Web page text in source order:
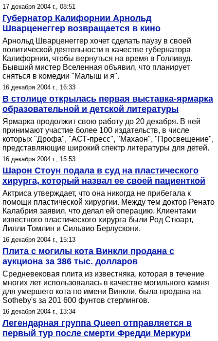
17 декабря 2004 г., 08:51
Губернатор Калифорнии Арнольд
Шварценеггер возвращается в кино
Арнольд Шварценеггер хочет сделать паузу в своей
политической деятельности в качестве губернатора
Калифорнии, чтобы вернуться на время в Голливуд.
Бывший мистер Вселенная объявил, что планирует
сняться в комедии "Малыш и я".
16 декабря 2004 г., 16:33
В столице открылась первая выставка-ярмарка
образовательной и детской литературы
Ярмарка продолжит свою работу до 20 декабря. В ней
принимают участие более 100 издательств, в числе
которых "Дрофа", "АСТ-пресс", "Махаон", "Просвещение",
представляющие широкий спектр литературы для детей.
16 декабря 2004 г., 15:53
Шарон Стоун подала в суд на пластического
хирурга, который назвал ее своей пациенткой
Актриса утверждает, что она никогда не прибегала к
помощи пластической хирургии. Между тем доктор Ренато
Калабрия заявил, что делал ей операцию. Клиентами
известного пластического хирурга были Род Стюарт,
Лилли Томлин и Сильвио Берлускони.
16 декабря 2004 г., 15:13
Плита с могилы кота Винкли продана с
аукциона за 386 тыс. долларов
Средневековая плита из известняка, которая в течение
многих лет использовалась в качестве могильного камня
для умершего кота по имени Винкли, была продана на
Sotheby's за 201 600 фунтов стерлингов.
16 декабря 2004 г., 13:34
Легендарная группа Queen отправляется в
первый тур после смерти Фредди Меркури